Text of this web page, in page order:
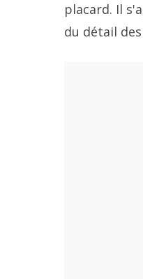
placard. Il
du détail